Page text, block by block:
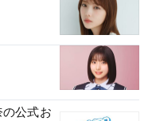
の公式お